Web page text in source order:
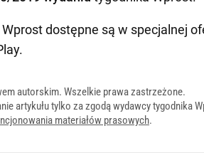
dostępne są w specjalnej
.
autorskim. Wszelkie prawa zastrzeżone.
artykułu tylko za zgodą wydawcy tygodnika
materiałów prasowych.